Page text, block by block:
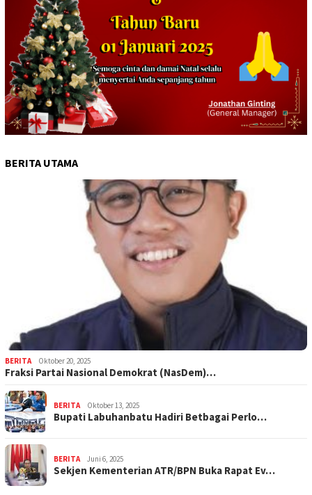
BERITA UTAMA
BERITA Oktober 20, 2025
Fraksi Partai Nasional Demokrat (NasDem)…
BERITA Oktober 13, 2025
Bupati Labuhanbatu Hadiri Betbagai Perlo…
BERITA Juni 6, 2025
Sekjen Kementerian ATR/BPN Buka Rapat Ev…